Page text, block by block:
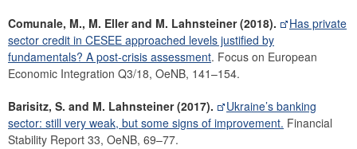
Comunale, M., M. Eller and M. Lahnsteiner (2018).
Has private
sector credit in CESEE approached levels justified by
fundamentals? A post-crisis assessment. Focus on European
Economic Integration Q3/18, OeNB, 141–154.
Barisitz, S. and M. Lahnsteiner (2017).
Ukraine’s banking
sector: still very weak, but some signs of improvement. Financial
Stability Report 33, OeNB, 69–77.